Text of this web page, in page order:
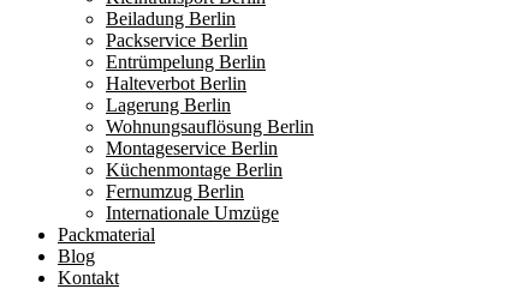
Beiladung Berlin
Packservice Berlin
Entrümpelung Berlin
Halteverbot Berlin
Lagerung Berlin
Wohnungsauflösung Berlin
Montageservice Berlin
Küchenmontage Berlin
Fernumzug Berlin
Internationale Umzüge
Packmaterial
Blog
Kontakt